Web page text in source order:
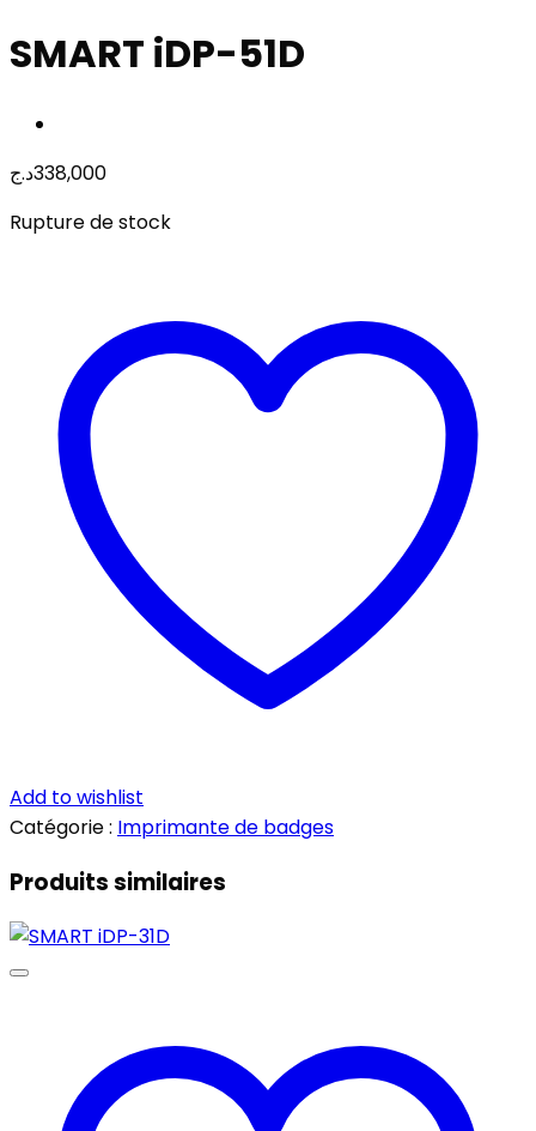
SMART iDP-51D
338,000د.ج
Rupture de stock
Add to wishlist
Catégorie : Imprimante de badges
Produits similaires